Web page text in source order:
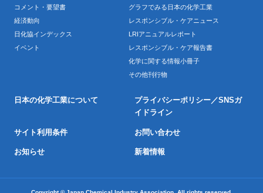
コメント・要望書
経済動向
日化協インデックス
イベント
グラフでみる日本の化学工業
レスポンシブル・ケアニュース
LRIアニュアルレポート
レスポンシブル・ケア報告書
化学に関する情報小冊子
その他刊行物
日本の化学工業について
プライバシーポリシー／SNSガ
イドライン
サイト利用条件 お問い合わせ
お知らせ 新着情報